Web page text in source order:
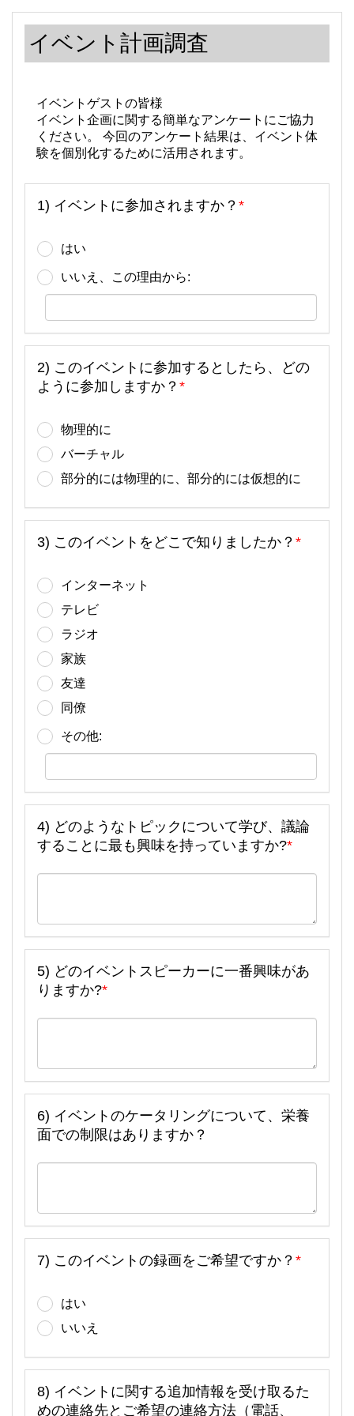
イベント計画調査
イベントゲストの皆様
イベント企画に関する簡単なアンケートにご協力
ください。 今回のアンケート結果は、イベント体
験を個別化するために活用されます。
1) イベントに参加されますか？ *
はい
いいえ、この理由から:
2) このイベントに参加するとしたら、どの
ように参加しますか？ *
物理的に
バーチャル
部分的には物理的に、部分的には仮想的に
3) このイベントをどこで知りましたか？ *
インターネット
テレビ
ラジオ
家族
友達
同僚
その他:
4) どのようなトピックについて学び、議論
することに最も興味を持っていますか?*
5) どのイベントスピーカーに一番興味があ
りますか?*
6) イベントのケータリングについて、栄養
面での制限はありますか？
7) このイベントの録画をご希望ですか？ *
はい
いいえ
8) イベントに関する追加情報を受け取るた
めの連絡先とご希望の連絡方法（電話、